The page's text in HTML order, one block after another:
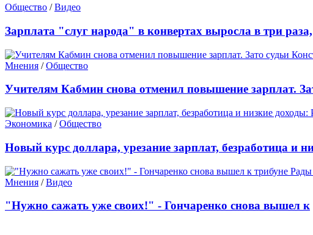
Общество /Видео
Зарплата "слуг народа" в конвертах выросла в три раза,
Мнения /Общество
Учителям Кабмин снова отменил повышение зарплат.
Экономика /Общество
Новый курс доллара, урезание зарплат, безработица и
Мнения /Видео
"Нужно сажать уже своих!" - Гончаренко снова вышел к